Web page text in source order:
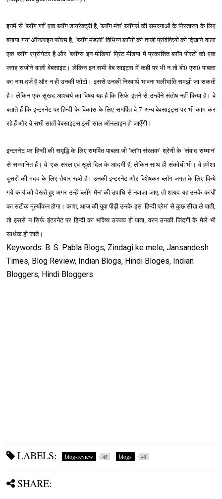
इनमें से ‘ब्‍लॉग गर्व’ एक ब्‍लॉग डायरेक्‍ट्री है,‘ब्‍लॉग मंच’ ब्‍लॉगर्स की समस्‍याओं के निस्‍तारण के लिए
बनाया गया ऑनलाइन फोरम है, ‘ब्‍लॉग मंडली’ विभिन्‍न ब्‍लॉगों की ताजी प्रविष्टियों को दिखाने वाला
एक ब्‍लॉग एग्रीगेटर है और‘ब्‍लॉग्स इन मीडिया’ प्रिंट मीडया में प्रकाशित ब्‍लॉग पोस्‍टों को एक
जगह सजोने वाली वेबसाइट। लेकिन इन सभी वेब साइट्स में कहीं पर भी न तो बी0 एस0 पाबला
का नाम दर्ज है और न ही उनकी फोटो। इससे उनकी निस्‍वार्थ भावना भलीभांति समझी जा सकती
है। लेकिन एक सुखद आश्‍चर्य का विषय यह है कि सिर्फ इतने से उन्‍होंने संतोष नहीं किया है। वे
बताते हैं कि इन्‍टरनेट पर हिन्‍दी के विकास के लिए समर्पित वे 7 अन्‍य बेवसाइट्स पर भी काम कर
रहे हैं और ये सभी सातों वेबसाइट्स इसी साल ऑनलाइन हो जाएँगी।
इन्‍टरनेट पर हिन्‍दी की समृद्धि के लिए समर्पित पाबला जी ‘ब्‍लॉग संरक्षक’ श्रेणी के‘संवाद सम्‍मान’
से सम्‍मानित हैं। वे एक सरल एवं खुले दिल के आदमी हैं, लेकिन साथ ही संकोची भी। वे हमेशा
दूसरों की मदद के लिए तैयार रहते हैं। उनकी इन्‍टरनेट और विशेषकर ब्‍लॉग जगत के लिए किये
गये कार्य को देखते हुए अगर उन्‍हें‘ब्‍लॉग मैन’ की उपाधि से नवाज़ा जाए, तो शायद यह उनके कार्यों
का सटीक मूल्‍याँकन होगा। काश, आज की युवा पीढ़ी उनके इस ‘हिन्‍दी प्रेम’ से कुछ सीख ले पाती,
तो इससे न सिर्फ इंटरनेट पर हिन्‍दी का भविष्‍य उज्‍जव हो पाता, वरन उनकी जिंदगी के मेले भी
सार्थक हो जाते।
Keywords: B. S. Pabla Blogs, Zindagi ke mele, Jansandesh
Times, Blog Review, Indian Blogs, Hindi Bloges, Indian
Bloggers, Hindi Bloggers
LABELS: blog-review 45 blogs 49
SHARE: